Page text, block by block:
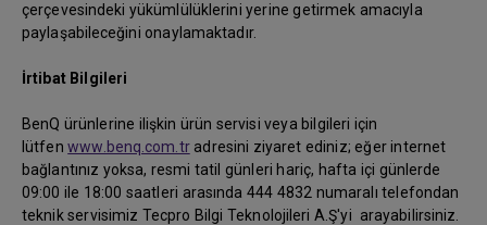
çerçevesindeki yükümlülüklerini yerine getirmek amacıyla
paylaşabileceğini onaylamaktadır.
İrtibat Bilgileri
BenQ ürünlerine ilişkin ürün servisi veya bilgileri için
lütfenwww.benq.com.tradresini ziyaret ediniz; eğer internet
bağlantınız yoksa, resmi tatil günleri hariç, hafta içi günlerde
09:00 ile 18:00 saatleri arasında 444 4832 numaralı telefondan
teknik servisimiz Tecpro Bilgi Teknolojileri A.Ş'yi arayabilirsiniz.